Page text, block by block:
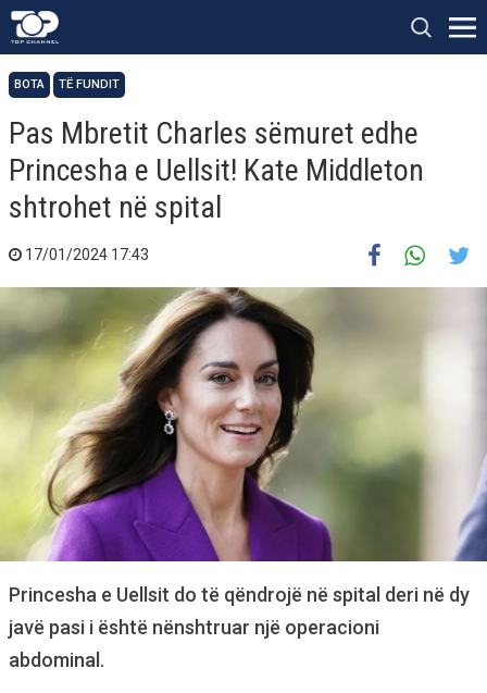
BOTA TË FUNDIT
Pas Mbretit Charles sëmuret edhe
Princesha e Uellsit! Kate Middleton
shtrohet në spital
17/01/2024 17:43
Princesha e Uellsit do të qëndrojë në spital deri në dy
javë pasi i është nënshtruar një operacioni
abdominal.